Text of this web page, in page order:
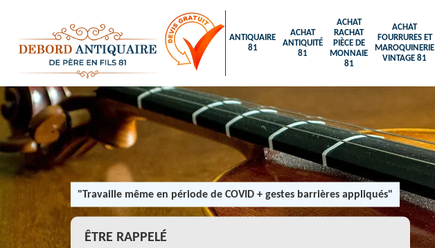
ANTIQUAIRE
81
ACHAT
ANTIQUITÉ
81
ACHAT
RACHAT
PIÈCE DE
MONNAIE
81
ACHAT
FOURRURES ET
MAROQUINERIE
VINTAGE 81
"Travaille même en période de COVID + gestes barrières appliqués"
ÊTRE RAPPELÉ